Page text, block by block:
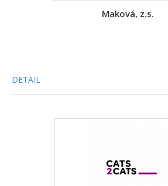
Maková, z.s.
DETAIL